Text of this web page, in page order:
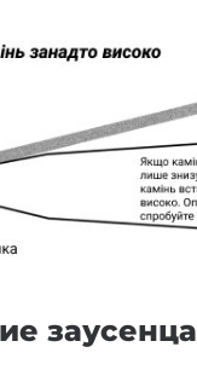
заусенца